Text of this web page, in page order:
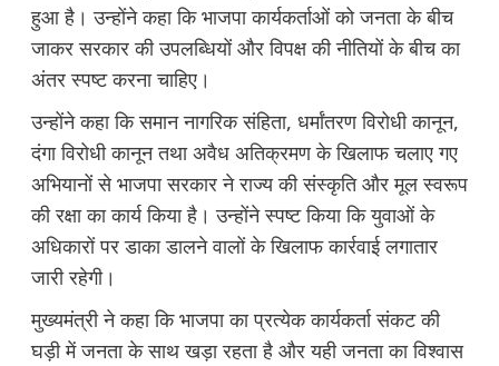
हुआ है। उन्होंने कहा कि भाजपा कार्यकर्ताओं को जनता के बीच
जाकर सरकार की उपलब्धियों और विपक्ष की नीतियों के बीच का
अंतर स्पष्ट करना चाहिए।
उन्होंने कहा कि समान नागरिक संहिता, धर्मांतरण विरोधी कानून,
दंगा विरोधी कानून तथा अवैध अतिक्रमण के खिलाफ चलाए गए
अभियानों से भाजपा सरकार ने राज्य की संस्कृति और मूल स्वरूप
की रक्षा का कार्य किया है। उन्होंने स्पष्ट किया कि युवाओं के
अधिकारों पर डाका डालने वालों के खिलाफ कार्रवाई लगातार
जारी रहेगी।
मुख्यमंत्री ने कहा कि भाजपा का प्रत्येक कार्यकर्ता संकट की
घड़ी में जनता के साथ खड़ा रहता है और यही जनता का विश्वास